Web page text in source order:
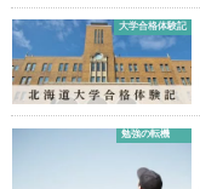
大学合格体験記
勉強の転機